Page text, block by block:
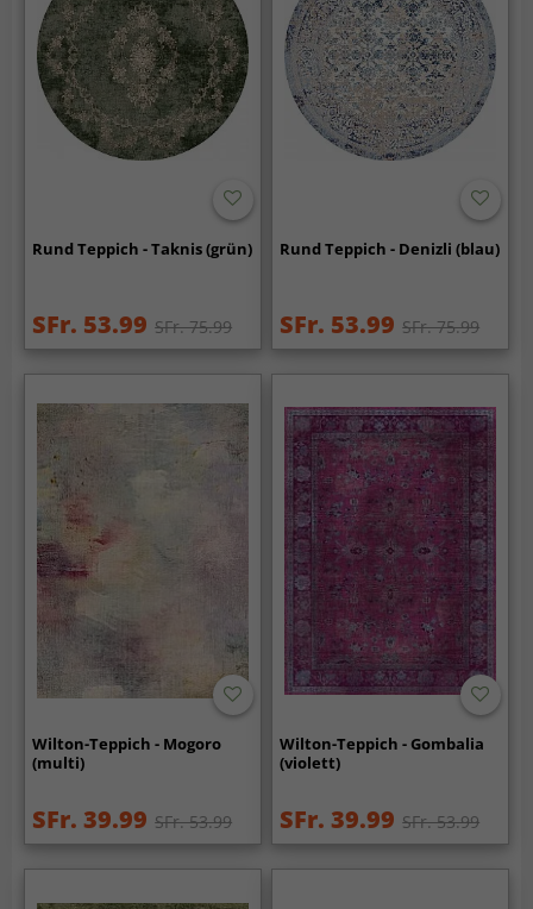
Rund Teppich - Taknis (grün)
SFr. 53.99 SFr. 75.99
Rund Teppich - Denizli (blau)
SFr. 53.99 SFr. 75.99
Wilton-Teppich - Mogoro
(multi)
SFr. 39.99 SFr. 53.99
Wilton-Teppich - Gombalia
(violett)
SFr. 39.99 SFr. 53.99